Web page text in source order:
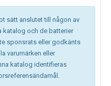
sätt anslutet till någon av
katalog och de batterier
sponsrats eller godkänts
varumärken eller
katalog identifieras